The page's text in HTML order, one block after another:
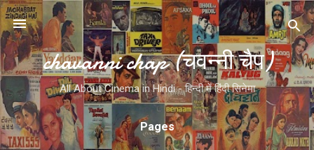
Skip to main content
chavanni chap (चवन्नी चैप)
All About Cinema in Hindi - हिन्दी में हिंदी सिनेमा
Pages